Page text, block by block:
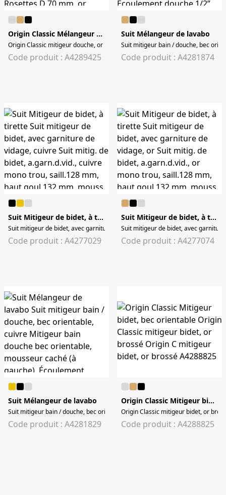
Origin Classic Mélangeur douche
Origin Classic mitigeur douche, or brossé Origin C mitigeur douche,
Code produit : A4289425
Suit Mélangeur de lavabo
Suit mitigeur bain / douche, bec
Code produit : A4281874
Suit Mitigeur de bidet, à tirette
Suit mitigeur de bidet, avec garniture de vidage, cuivre Suit mitig. de bidet,
Code produit : A4277029
Suit Mitigeur de bidet, à tirette
Suit mitigeur de bidet, avec
Code produit : A4277074
Suit Mélangeur de lavabo
Suit mitigeur bain / douche, bec orientable, cuivre Mitigeur bain douche bec
Code produit : A4281829
Origin Classic Mitigeur bidet, bec orientable
Origin Classic mitigeur bidet, or
Code produit : A4288825